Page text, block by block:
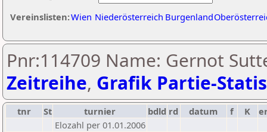
Vereinslisten:Wien Niederösterreich Burgenland
Pnr:114709 Name: Gernot
Zeitreihe, Grafik Partie-
tnr St turnier bdld rd datum f K
Elozahl per 01.01.2006